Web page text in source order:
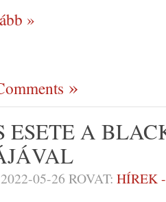
»
ESETE A
2022-05-26 ROVAT: HÍREK